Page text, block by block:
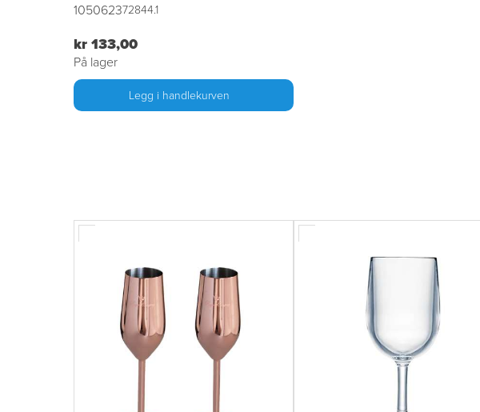
105062372844.1
kr 133,00
På lager
Legg i handlekurven